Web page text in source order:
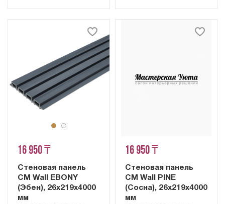
16 950 ₸
Стеновая панель
CM Wall EBONY
(Эбен), 26x219x4000
мм
16 950 ₸
Стеновая панель
CM Wall PINE
(Сосна), 26x219x4000
мм